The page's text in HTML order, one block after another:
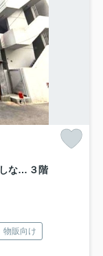
ＣＡＣＨＥＴＴＥにしなか（カシェットにしなか） ３階
物販向け